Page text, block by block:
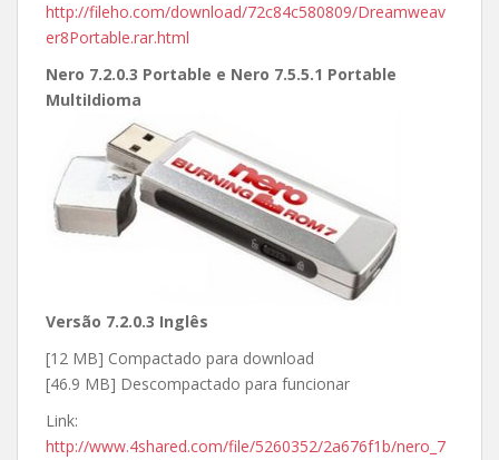
http://fileho.com/download/72c84c580809/Dreamweav
er8Portable.rar.html
Nero 7.2.0.3 Portable e Nero 7.5.5.1 Portable
MultiIdioma
Versão 7.2.0.3 Inglês
[12 MB] Compactado para download
[46.9 MB] Descompactado para funcionar
Link:
http://www.4shared.com/file/5260352/2a676f1b/nero_7